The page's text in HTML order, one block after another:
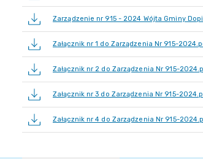
Zarządzenie nr 915 - 2024 Wójta Gminy
Załącznik nr 1 do Zarządzenia Nr 915-
Załącznik nr 2 do Zarządzenia Nr 915-
Załącznik nr 3 do Zarządzenia Nr 915-
Załącznik nr 4 do Zarządzenia Nr 915-